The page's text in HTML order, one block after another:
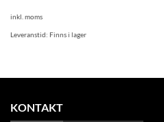
inkl. moms
Leveranstid: Finns i lager
KONTAKT